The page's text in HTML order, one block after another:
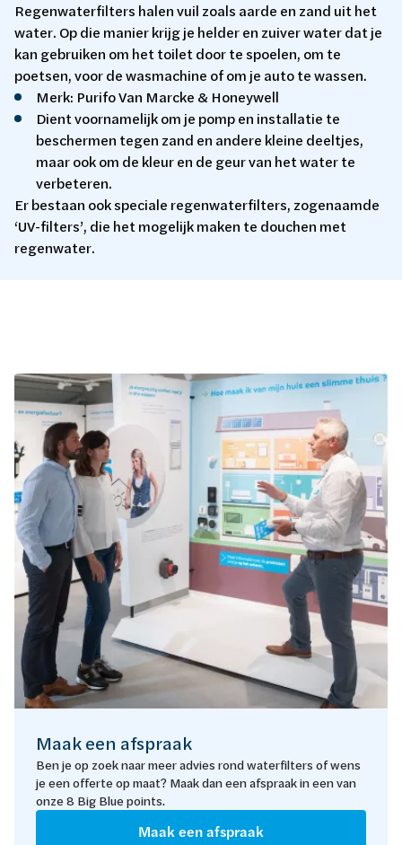
Regenwaterfilters halen vuil zoals aarde en zand uit het
water. Op die manier krijg je helder en zuiver water dat je
kan gebruiken om het toilet door te spoelen, om te
poetsen, voor de wasmachine of om je auto te wassen.
Merk: Purifo Van Marcke & Honeywell
Dient voornamelijk om je pomp en installatie te
beschermen tegen zand en andere kleine deeltjes,
maar ook om de kleur en de geur van het water te
verbeteren.
Er bestaan ook speciale regenwaterfilters, zogenaamde
‘UV-filters’, die het mogelijk maken te douchen met
regenwater.
Maak een afspraak
Ben je op zoek naar meer advies rond waterfilters of wens
je een offerte op maat? Maak dan een afspraak in een van
onze 8 Big Blue points.
Maak een afspraak